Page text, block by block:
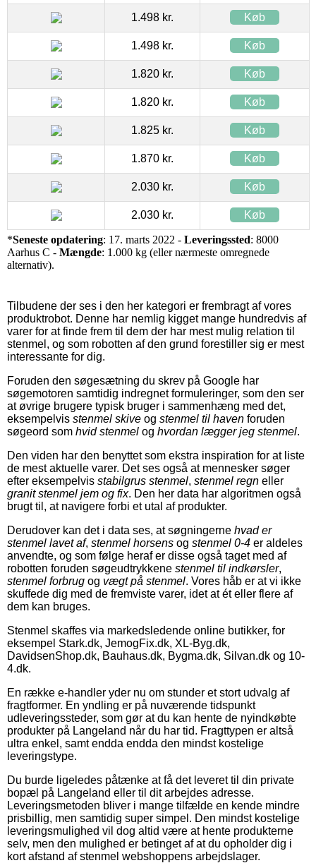
1.498 kr. Køb
1.498 kr. Køb
1.820 kr. Køb
1.820 kr. Køb
1.825 kr. Køb
1.870 kr. Køb
2.030 kr. Køb
2.030 kr. Køb
*Seneste opdatering: 17. marts 2022 - Leveringssted: 8000
Aarhus C - Mængde: 1.000 kg (eller nærmeste omregnede
alternativ).
Tilbudene der ses i den her kategori er frembragt af vores
produktrobot. Denne har nemlig kigget mange hundredvis af
varer for at finde frem til dem der har mest mulig relation til
stenmel, og som robotten af den grund forestiller sig er mest
interessante for dig.
Foruden den søgesætning du skrev på Google har
søgemotoren samtidig indregnet formuleringer, som den ser
at øvrige brugere typisk bruger i sammenhæng med det,
eksempelvis stenmel skive og stenmel til haven foruden
søgeord som hvid stenmel og hvordan lægger jeg stenmel.
Den viden har den benyttet som ekstra inspiration for at liste
de mest aktuelle varer. Det ses også at mennesker søger
efter eksempelvis stabilgrus stenmel, stenmel regn eller
granit stenmel jem og fix. Den her data har algoritmen også
brugt til, at navigere forbi et utal af produkter.
Derudover kan det i data ses, at søgningerne hvad er
stenmel lavet af, stenmel horsens og stenmel 0-4 er aldeles
anvendte, og som følge heraf er disse også taget med af
robotten foruden søgeudtrykkene stenmel til indkørsler,
stenmel forbrug og vægt på stenmel. Vores håb er at vi ikke
skuffede dig med de fremviste varer, idet at ét eller flere af
dem kan bruges.
Stenmel skaffes via markedsledende online butikker, for
eksempel Stark.dk, JemogFix.dk, XL-Byg.dk,
DavidsenShop.dk, Bauhaus.dk, Bygma.dk, Silvan.dk og 10-
4.dk.
En række e-handler yder nu om stunder et stort udvalg af
fragtformer. En yndling er på nuværende tidspunkt
udleveringssteder, som gør at du kan hente de nyindkøbte
produkter på Langeland når du har tid. Fragttypen er altså
ultra enkel, samt endda endda den mindst kostelige
leveringstype.
Du burde ligeledes påtænke at få det leveret til din private
bopæl på Langeland eller til dit arbejdes adresse.
Leveringsmetoden bliver i mange tilfælde en kende mindre
prisbillig, men samtidig super simpel. Den mindst kostelige
leveringsmulighed vil dog altid være at hente produkterne
selv, men den mulighed er betinget af at du opholder dig i
kort afstand af stenmel webshoppens arbejdslager.